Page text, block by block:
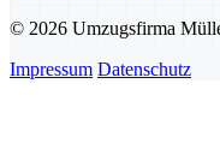
© 2026 Umzugsfirma
Impressum Datenschutz